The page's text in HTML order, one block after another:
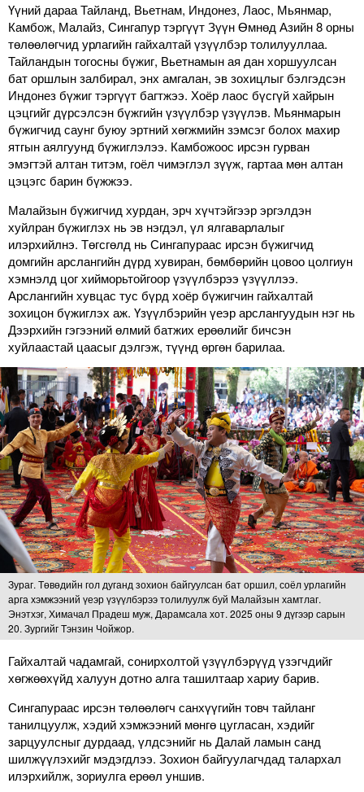
Үүний дараа Тайланд, Вьетнам, Индонез, Лаос, Мьянмар,
Камбож, Малайз, Сингапур тэргүүт Зүүн Өмнөд Азийн 8 орны
төлөөлөгчид урлагийн гайхалтай үзүүлбэр толилууллаа.
Тайландын тогосны бүжиг, Вьетнамын ая дан хоршуулсан
бат оршлын залбирал, энх амгалан, эв зохицлыг бэлгэдсэн
Индонез бүжиг тэргүүт багтжээ. Хоёр лаос бүсгүй хайрын
цэцгийг дүрсэлсэн бүжгийн үзүүлбэр үзүүлэв. Мьянмарын
бүжигчид саунг буюу эртний хөгжмийн зэмсэг болох махир
ятгын аялгуунд бүжиглэлээ. Камбожоос ирсэн гурван
эмэгтэй алтан титэм, гоёл чимэглэл зүүж, гартаа мөн алтан
цэцэгс барин бүжжээ.
Малайзын бүжигчид хурдан, эрч хүчтэйгээр эргэлдэн
хуйлран бүжиглэх нь эв нэгдэл, үл ялгаварлалыг
илэрхийлнэ. Төгсгөлд нь Сингапураас ирсэн бүжигчид
домгийн арслангийн дүрд хувиран, бөмбөрийн цовоо цолгиун
хэмнэлд цог хийморьтойгоор үзүүлбэрээ үзүүллээ.
Арслангийн хувцас тус бүрд хоёр бүжигчин гайхалтай
зохицон бүжиглэх аж. Үзүүлбэрийн үеэр арслангуудын нэг нь
Дээрхийн гэгээний өлмий батжих ерөөлийг бичсэн
хуйлаастай цаасыг дэлгэж, түүнд өргөн барилаа.
Зураг. Төвөдийн гол дуганд зохион байгуулсан бат оршил, соёл урлагийн
арга хэмжээний үеэр үзүүлбэрээ толилуулж буй Малайзын хамтлаг.
Энэтхэг, Химачал Прадеш муж, Дарамсала хот. 2025 оны 9 дүгээр сарын
20. Зургийг Тэнзин Чойжор.
Гайхалтай чадамгай, сонирхолтой үзүүлбэрүүд үзэгчдийг
хөгжөөхүйд халуун дотно алга ташилтаар хариу барив.
Сингапураас ирсэн төлөөлөгч санхүүгийн товч тайланг
танилцуулж, хэдий хэмжээний мөнгө цугласан, хэдийг
зарцуулсныг дурдаад, үлдсэнийг нь Далай ламын санд
шилжүүлэхийг мэдэгдлээ. Зохион байгуулагчдад талархал
илэрхийлж, зориулга ерөөл уншив.